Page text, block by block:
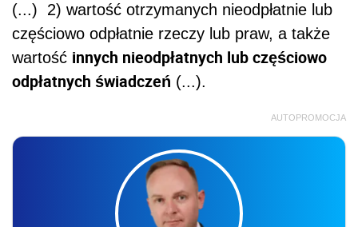
(...) 2) wartość otrzymanych nieodpłatnie lub
częściowo odpłatnie rzeczy lub praw, a także
wartość innych nieodpłatnych lub częściowo
odpłatnych świadczeń (...).
AUTOPROMOCJA